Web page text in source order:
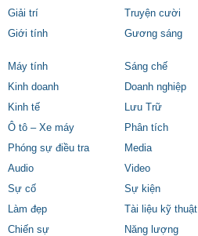
Giải trí
Truyện cười
Giới tính
Gương sáng
Máy tính
Sáng chế
Kinh doanh
Doanh nghiệp
Kinh tế
Lưu Trữ
Ô tô – Xe máy
Phân tích
Phóng sự điều tra
Media
Audio
Video
Sự cố
Sự kiện
Làm đẹp
Tài liệu kỹ thuật
Chiến sự
Năng lượng